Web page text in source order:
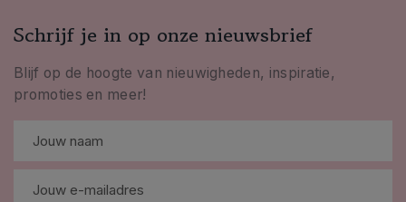
Schrijf je in op onze nieuwsbrief
Blijf op de hoogte van nieuwigheden, inspiratie,
promoties en meer!